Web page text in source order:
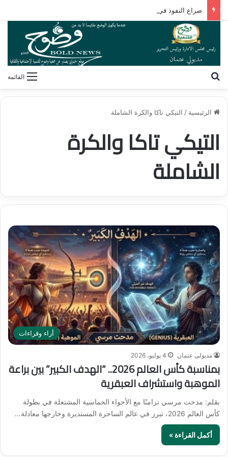
القائمة
الرئيسية / التيكي تاكا والكرة الشاملة
التيكي تاكا والكرة
الشاملة
أراء وقراءات
مدبولى عتمان 4 يوليو، 2026
بمناسبة كأس العالم 2026.. “الهدف الكبير” بين براعة
الموهبة واستشراف العبقرية
بقلم: مدحت مرسي تزامنًا مع الأجواء الحماسية المشتعلة في بطولة
كأس العالم 2026، تبرز في عالم الساحرة المستديرة وخارجها معادلة…
أكمل القراءة »